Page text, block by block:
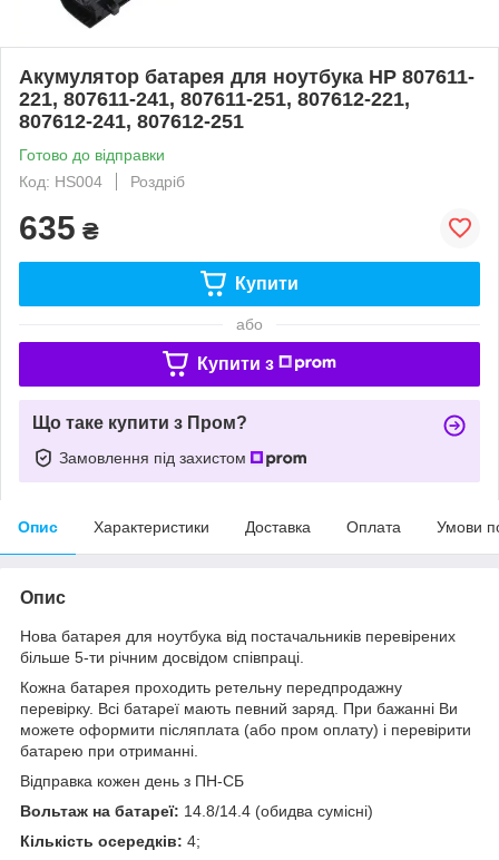
Акумулятор батарея для ноутбука HP 807611-
221, 807611-241, 807611-251, 807612-221,
807612-241, 807612-251
Готово до відправки
Код: HS004
Роздріб
635 ₴
Купити
або
Купити з
Що таке купити з Пром?
Замовлення під захистом
Опис Характеристики Доставка Оплата Умови
Опис
Нова батарея для ноутбука від постачальників перевірених
більше 5-ти річним досвідом співпраці.
Кожна батарея проходить ретельну передпродажну
перевірку. Всі батареї мають певний заряд. При бажанні Ви
можете оформити післяплата (або пром оплату) і перевірити
батарею при отриманні.
Відправка кожен день з ПН-СБ
Вольтаж на батареї: 14.8/14.4 (обидва сумісні)
Кількість осередків: 4;